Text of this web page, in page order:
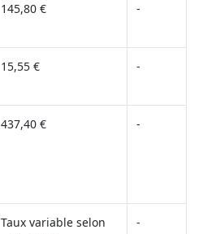
145,80 € -
15,55 € -
437,40 € -
Taux variable selon
-